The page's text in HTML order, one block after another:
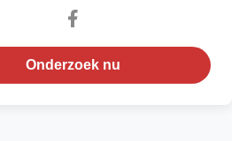
Onderzoek nu